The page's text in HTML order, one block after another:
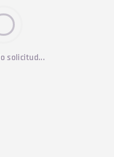
solicitud...